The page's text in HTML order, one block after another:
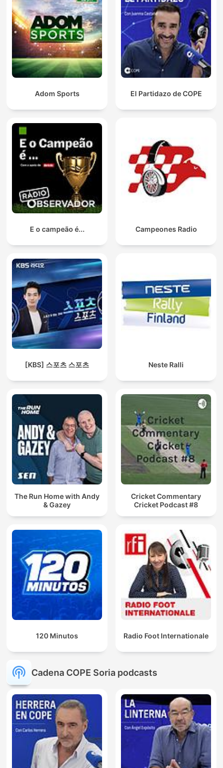
Adom Sports El Partidazo de COPE
E o campeão é... Campeones Radio
[KBS] 스포츠 스포츠 Neste Ralli
The Run Home with Andy
& Gazey
Cricket Commentary
Cricket Podcast #8
120 Minutos Radio Foot Internationale
Cadena COPE Soria podcasts